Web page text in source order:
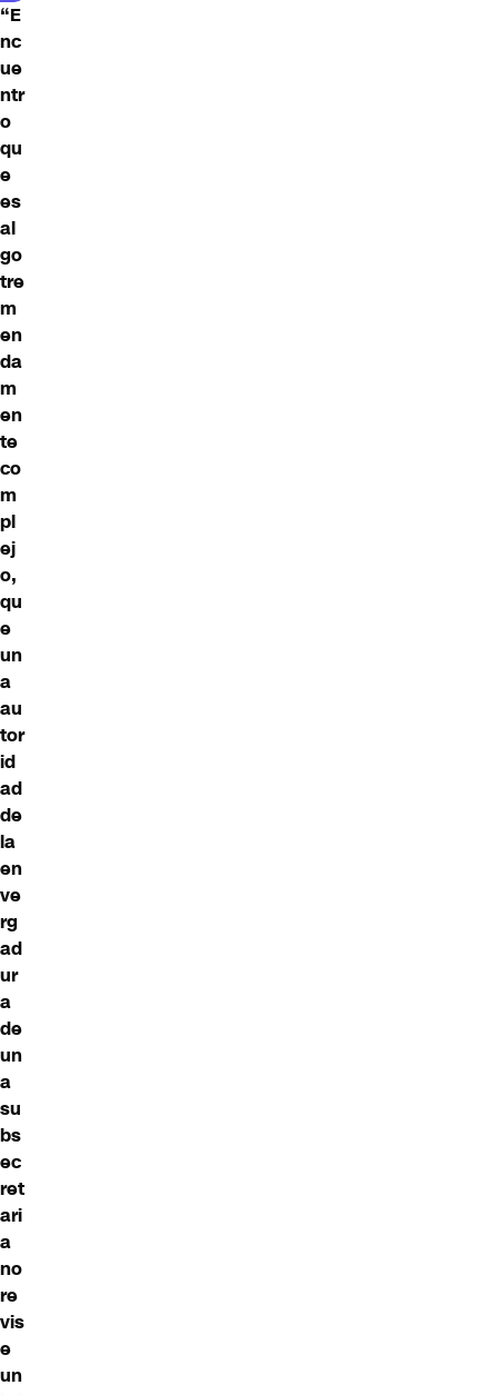
“E
nc
ue
ntr
o
qu
e
es
al
go
tre
m
en
da
m
en
te
co
m
pl
ej
o,
qu
e
un
a
au
tor
id
ad
de
la
en
ve
rg
ad
ur
a
de
un
a
su
bs
ec
ret
ari
a
no
re
vis
e
un